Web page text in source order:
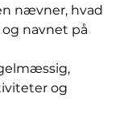
nævner, hvad
navnet på
og